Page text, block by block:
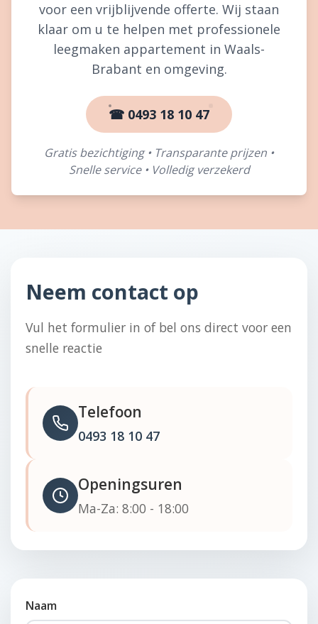
voor een vrijblijvende offerte. Wij staan
klaar om u te helpen met professionele
leegmaken appartement in Waals-
Brabant en omgeving.
☎ 0493 18 10 47
Gratis bezichtiging • Transparante prijzen •
Snelle service • Volledig verzekerd
Neem contact op
Vul het formulier in of bel ons direct voor een
snelle reactie
Telefoon
0493 18 10 47
Openingsuren
Ma-Za: 8:00 - 18:00
Naam